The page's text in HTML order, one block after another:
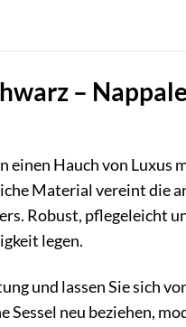
–
Hauch von Luxus
Material vereint die
Robust, pflegeleicht
legen.
und lassen Sie sich
Sessel neu beziehen,